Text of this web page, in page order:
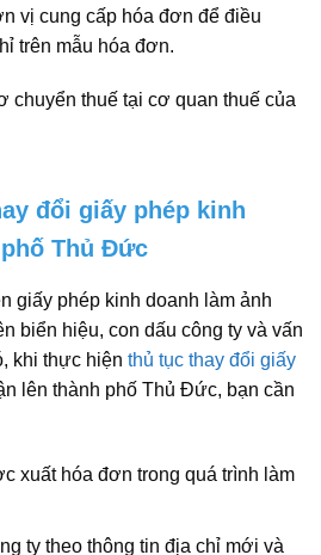
vị cung cấp hóa đơn để điều
trên mẫu hóa đơn.
chuyển thuế tại cơ quan thuế của
đổi giấy phép kinh
Thủ Đức
giấy phép kinh doanh làm ảnh
biển hiệu, con dấu công ty và vấn
khi thực hiện thủ tục thay đổi giấy
lên thành phố Thủ Đức, bạn cần
xuất hóa đơn trong quá trình làm
ty theo thông tin địa chỉ mới và